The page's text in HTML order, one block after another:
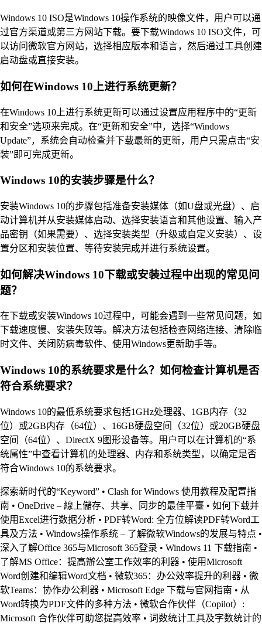
Windows 10 ISO是Windows 10操作系统的映像文件，用户可以通
过官方渠道或第三方网站下载。要下载Windows 10 ISO文件，可
以访问微软官方网站，选择相应版本和语言，然后通过工具创建
启动盘或直接安装。
如何在Windows 10上进行系统更新？
在Windows 10上进行系统更新可以通过设置应用程序中的“更新
和安全”选项来完成。在“更新和安全”中，选择“Windows
Update”，系统会自动检查并下载最新的更新，用户只需点击“安
装”即可完成更新。
Windows 10的安装步骤是什么？
安装Windows 10的步骤包括准备安装媒体（如U盘或光盘）、启
动计算机并从安装媒体启动、选择安装语言和其他设置、输入产
品密钥（如果需要）、选择安装类型（升级或自定义安装）、设
置分区和安装位置、等待安装完成并进行系统设置。
如何解决Windows 10下载或安装过程中出现的常见问
题？
在下载或安装Windows 10过程中，可能会遇到一些常见问题，如
下载速度慢、安装失败等。解决方法包括检查网络连接、清除临
时文件、关闭防病毒软件、使用Windows更新助手等。
Windows 10的系统要求是什么？如何检查计算机是否
符合系统要求？
Windows 10的最低系统要求包括1GHz处理器、1GB内存（32
位）或2GB内存（64位）、16GB硬盘空间（32位）或20GB硬盘
空间（64位）、DirectX 9图形设备等。用户可以在计算机的“系
统属性”中查看计算机的处理器、内存和系统类型，以确定是否
符合Windows 10的系统要求。
探索新时代的“Keyword” • Clash for Windows 使用教程及配置指
南 • OneDrive – 線上儲存、共享、同步的最佳平臺 • 如何下载并
使用Excel进行数据分析 • PDF转Word: 全方位解读PDF转Word工
具及方法 • Windows操作系统 – 了解微软Windows的发展与特点 •
深入了解Office 365与Microsoft 365登录 • Windows 11 下载指南 •
了解MS Office：提高辦公室工作效率的利器 • 使用Microsoft
Word创建和编辑Word文档 • 微软365：办公效率提升的利器 • 微
软Teams：协作办公利器 • Microsoft Edge 下载与官网指南 • 从
Word转换为PDF文件的多种方法 • 微软合作伙伴（Copilot）:
Microsoft 合作伙伴可助您提高效率 • 词数统计工具及字数统计的